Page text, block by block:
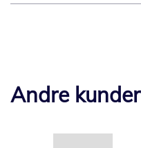
Andre